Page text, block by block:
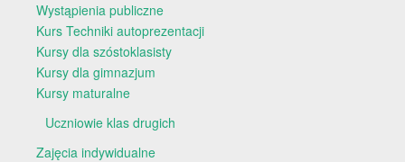
Wystąpienia publiczne
Kurs Techniki autoprezentacji
Kursy dla szóstoklasisty
Kursy dla gimnazjum
Kursy maturalne
Uczniowie klas drugich
Zajęcia indywidualne